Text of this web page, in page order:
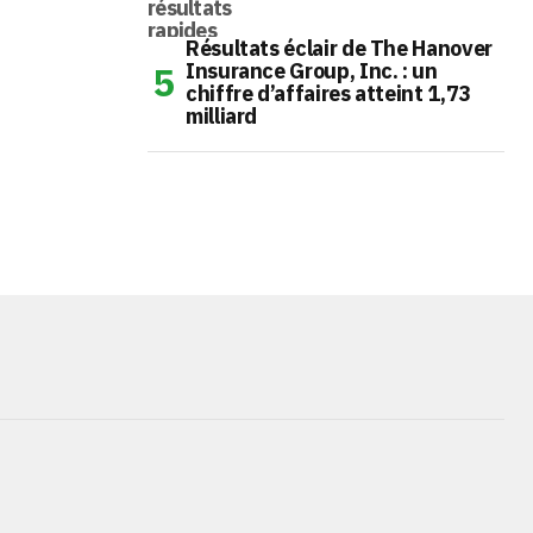
Résultats éclair de The Hanover
Insurance Group, Inc. : un
chiffre d’affaires atteint 1,73
milliard